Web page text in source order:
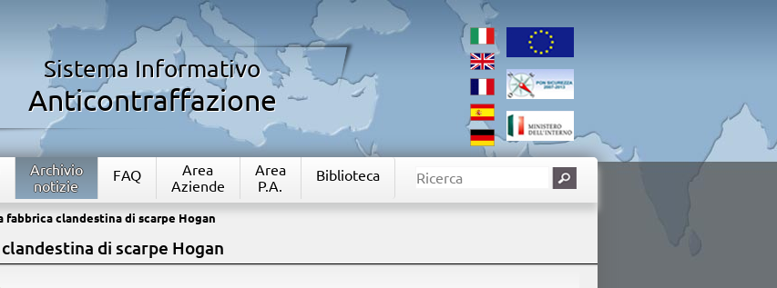
Sistema Informativo
Anticontraffazione
Archivio
notizie
FAQ
Area
Aziende
Area
P.A.
Biblioteca
fabbrica clandestina di scarpe Hogan
di scarpe Hogan